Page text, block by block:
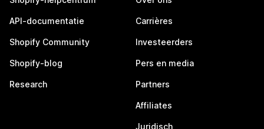
API-documentatie
Shopify Community
Shopify-blog
Research
Carrières
Investeerders
Pers en media
Partners
Affiliates
Juridisch